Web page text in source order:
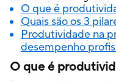
O que é
Quais são os 3
Produtividade na
desempenho
O que é